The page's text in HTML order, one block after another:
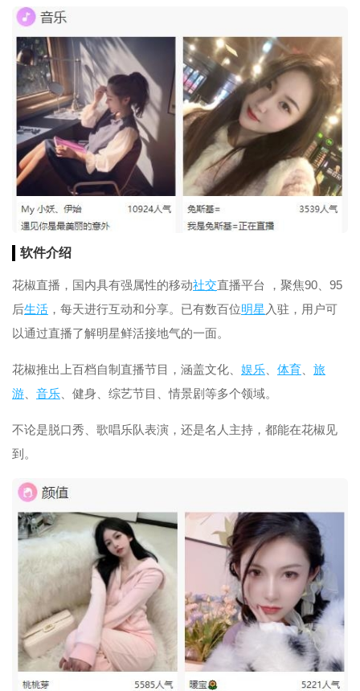
软件介绍
花椒直播，国内具有强属性的移动社交直播平台 ，聚焦90、95
后生活 ，每天进行互动和分享。已有数百位明星 入驻，用户可
以通过直播了解明星鲜活接地气的一面。
花椒推出上百档自制直播节目，涵盖文化、 娱乐 体育
旅
游
音乐 、健身、综艺节目、情景剧等多个领域。
不论是脱口秀、歌唱乐队表演，还是名人主持，都能在花椒见
到。